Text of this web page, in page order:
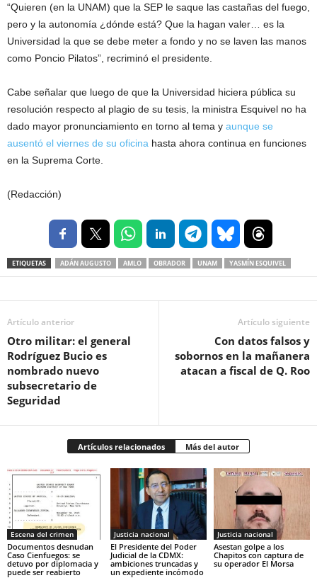
“Quieren (en la UNAM) que la SEP le saque las castañas del fuego,
pero y la autonomía ¿dónde está? Que la hagan valer… es la
Universidad la que se debe meter a fondo y no se laven las manos
como Poncio Pilatos”, recriminó el presidente.
Cabe señalar que luego de que la Universidad hiciera pública su
resolución respecto al plagio de su tesis, la ministra Esquivel no ha
dado mayor pronunciamiento en torno al tema y aunque se
ausentó el viernes de su oficina hasta ahora continua en funciones
en la Suprema Corte.
(Redacción)
ETIQUETAS ADÁN AUGUSTO AMLO OBRADOR UNAM YASMÍN ESQUIVEL
Artículo anterior
Otro militar: el general
Rodríguez Bucio es
nombrado nuevo
subsecretario de
Seguridad
Artículo siguiente
Con datos falsos y
sobornos en la mañanera
atacan a fiscal de Q. Roo
Artículos relacionados Más del autor
Escena del crimen
Documentos desnudan
Caso Cienfuegos: se
detuvo por diplomacia y
puede ser reabierto
Justicia nacional
El Presidente del Poder
Judicial de la CDMX:
ambiciones truncadas y
un expediente incómodo
Justicia nacional
Asestan golpe a los
Chapitos con captura de
su operador El Morsa